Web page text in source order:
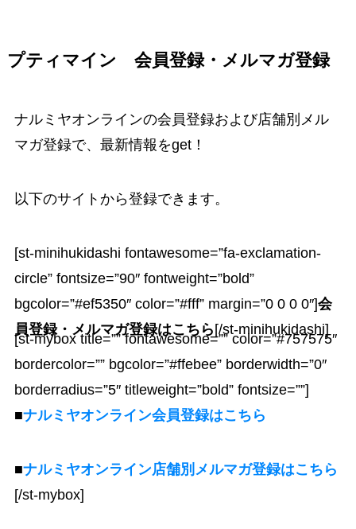
プティマイン 会員登録・メルマガ登録
ナルミヤオンラインの会員登録および店舗別メル
マガ登録で、最新情報をget！
以下のサイトから登録できます。
[st-minihukidashi fontawesome=”fa-exclamation-
circle” fontsize=”90″ fontweight=”bold”
bgcolor=”#ef5350″ color=”#fff” margin=”0 0 0 0″]会
員登録・メルマガ登録はこちら[/st-minihukidashi]
[st-mybox title=”” fontawesome=”” color=”#757575″
bordercolor=”” bgcolor=”#ffebee” borderwidth=”0″
borderradius=”5″ titleweight=”bold” fontsize=””]
■ナルミヤオンライン会員登録はこちら
■ナルミヤオンライン店舗別メルマガ登録はこちら
[/st-mybox]